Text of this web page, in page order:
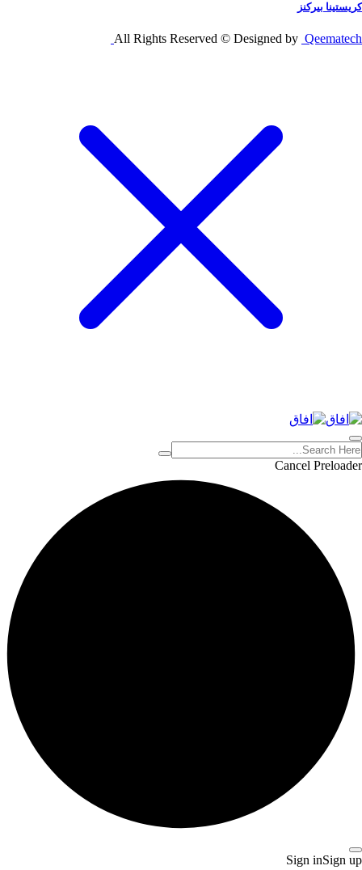
كريستينا بيركنز
All Rights Reserved © Designed by Qeematech
Cancel Preloader
Sign inSign up